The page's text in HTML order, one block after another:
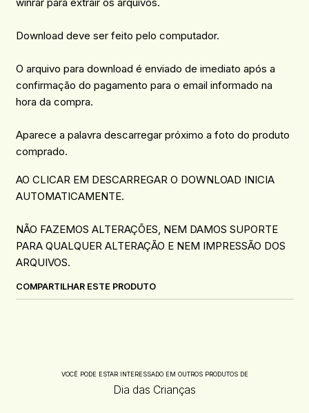
winrar para extrair os arquivos.
Download deve ser feito pelo computador.
O arquivo para download é enviado de imediato após a
confirmação do pagamento para o email informado na
hora da compra.
Aparece a palavra descarregar próximo a foto do produto
comprado.
AO CLICAR EM DESCARREGAR O DOWNLOAD INICIA
AUTOMATICAMENTE.
NÃO FAZEMOS ALTERAÇÕES, NEM DAMOS SUPORTE
PARA QUALQUER ALTERAÇÃO E NEM IMPRESSÃO DOS
ARQUIVOS.
COMPARTILHAR ESTE PRODUTO
VOCÊ PODE ESTAR INTERESSADO EM OUTROS PRODUTOS DE
Dia das Crianças